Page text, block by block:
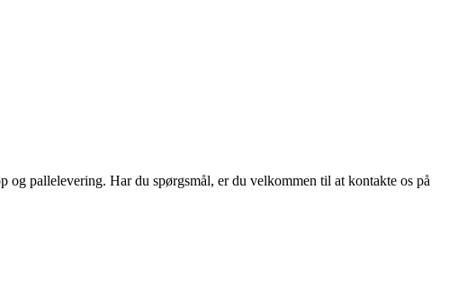
pallelevering. Har du spørgsmål, er du velkommen til at kontakte os på